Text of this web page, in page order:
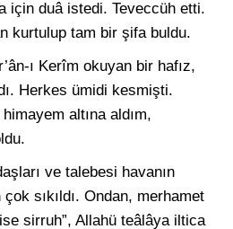
için duâ istedi. Teveccüh etti.
kurtulup tam bir şifa buldu.
ı Kerîm okuyan bir hafız,
Herkes ümidi kesmişti.
altına aldım,
ve talebesi havanın
çok sıkıldı. Ondan, merhamet
sirruh”, Allahü teâlâya iltica